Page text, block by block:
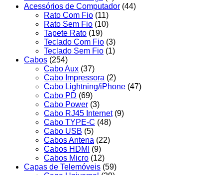
Acessórios de Computador (44)
Rato Com Fio (11)
Rato Sem Fio (10)
Tapete Rato (19)
Teclado Com Fio (3)
Teclado Sem Fio (1)
Cabos (254)
Cabo Aux (37)
Cabo Impressora (2)
Cabo Lightning/iPhone (47)
Cabo PD (69)
Cabo Power (3)
Cabo RJ45 Internet (9)
Cabo TYPE-C (48)
Cabo USB (5)
Cabos Antena (22)
Cabos HDMI
(9)
Cabos Micro (12)
Capas de Telemóveis (59)